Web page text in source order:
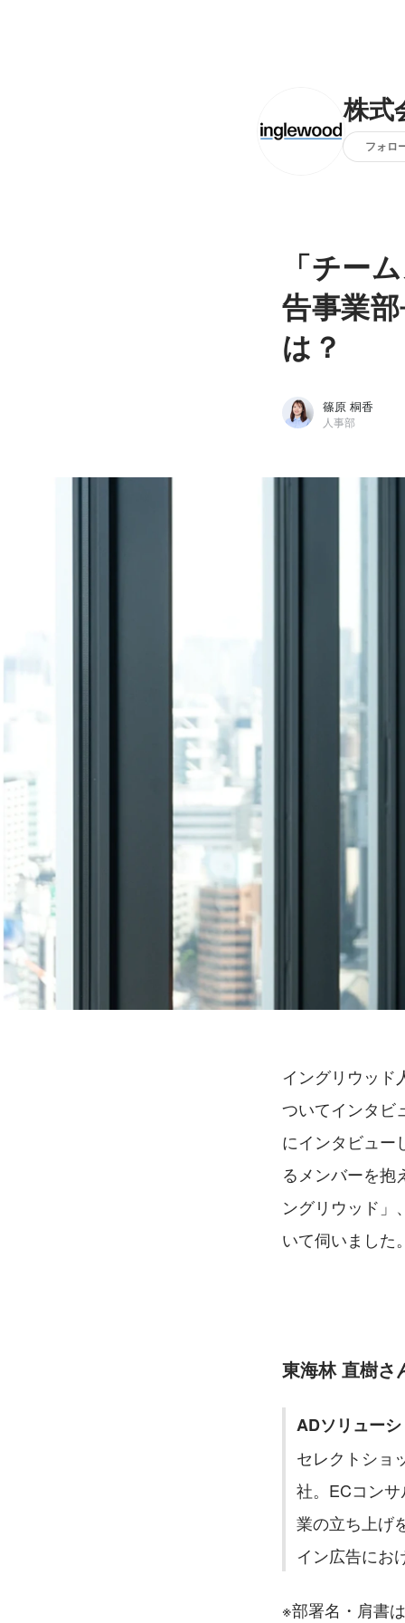
株式
フォロ
「チー
告事業
は？
篠原 桐香
人事部
イングリウッド
ついてインタビ
にインタビュー
るメンバーを抱
ングリウッド」
いて伺いました
東海林 直樹さ
ADソリュー
セレクトショ
社。ECコン
業の立ち上げ
イン広告にお
※部署名・肩書
篠原 桐香
株式会社イングリウッド / 人事部